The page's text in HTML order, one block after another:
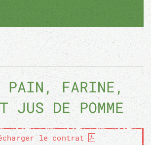
PAIN, FARINE,
JUS DE POMME
le contrat